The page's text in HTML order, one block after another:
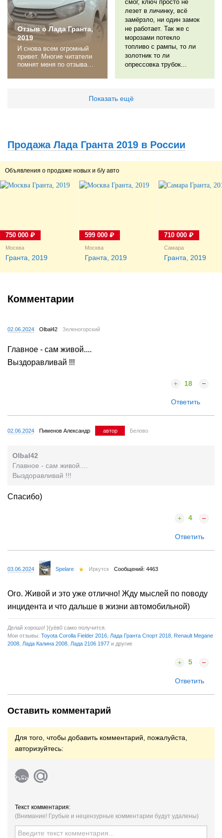
купил Москвич 2140,
первую неделю не мог...
основную функцию
ВОЗИТЬ ВАШЕ...
Отзыв о Лада Гранта,
2019
И снова всем огромный
привет. Многие читатели
помнят меня по отзывам о
выпуска и Рено Каптюр
в историю, чтобы понять
в чем...
смог, ключ просто не
лезет в личинку, всё
замёрзло, ни один замок
не работает. Так же с
морозами потекло
топливо с рампы, то ли
золотник то ли
опрессовка трубок...
Показать ещё
Продажа Лада Гранта 2019 в России
Объявления о продаже новых и б/у авто
Москва
Гранта, 2019
750 000 ₽
Москва
Гранта, 2019
599 000 ₽
Самара
Гранта, 2019
710 000 ₽
Комментарии
02.06.2024 Olbal42 Зеленогорский
Главное - сам живой....
Выздоравливай !!!
18
Ответить
02.06.2024 Пименов Александр автор Белово
Olbal42
Главное - сам живой....
Выздоравливай !!!
Спасибо)
4
Ответить
03.06.2024 Spelare Иркутск Сообщений: 4463
Ого. Живой и это уже отлично! Жду мыслей по поводу
инцидента и что дальше в жизни автомобильной)
Делай хорошо! }{yёв0 само получится.
Мои отзывы: Toyota Corolla Fielder 2016 Лада Гранта Спорт 2018 Renault Megane
2008 Лада Калина 2008 Лада 2106 1977 и другие
5
Ответить
Оставить комментарий
Для того, чтобы добавить комментарий, пожалуйста,
авторизуйтесь:
Текст комментария:
(Внимание! Грубые и нецензурные комментарии будут удалены)